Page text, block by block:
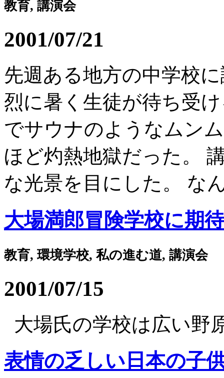
教育, 講演会
2001/07/21
先週ある地方の中学校
烈に暑く生徒が待ち受
でサウナのようなムン
ほど灼熱地獄だった。
な光景を目にした。 な
大場満郎冒険学校に期
教育, 環境学校, 私の進む道, 講演会
2001/07/15
大場氏の学校は広い野
表情の乏しい日本の子